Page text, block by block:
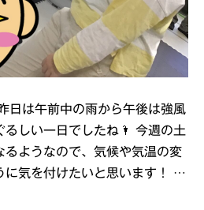
日は午前中の雨から午後は強風
るしい一日でしたね🌂 今週の土
るようなので、気候や気温の変
に気を付けたいと思います！ …